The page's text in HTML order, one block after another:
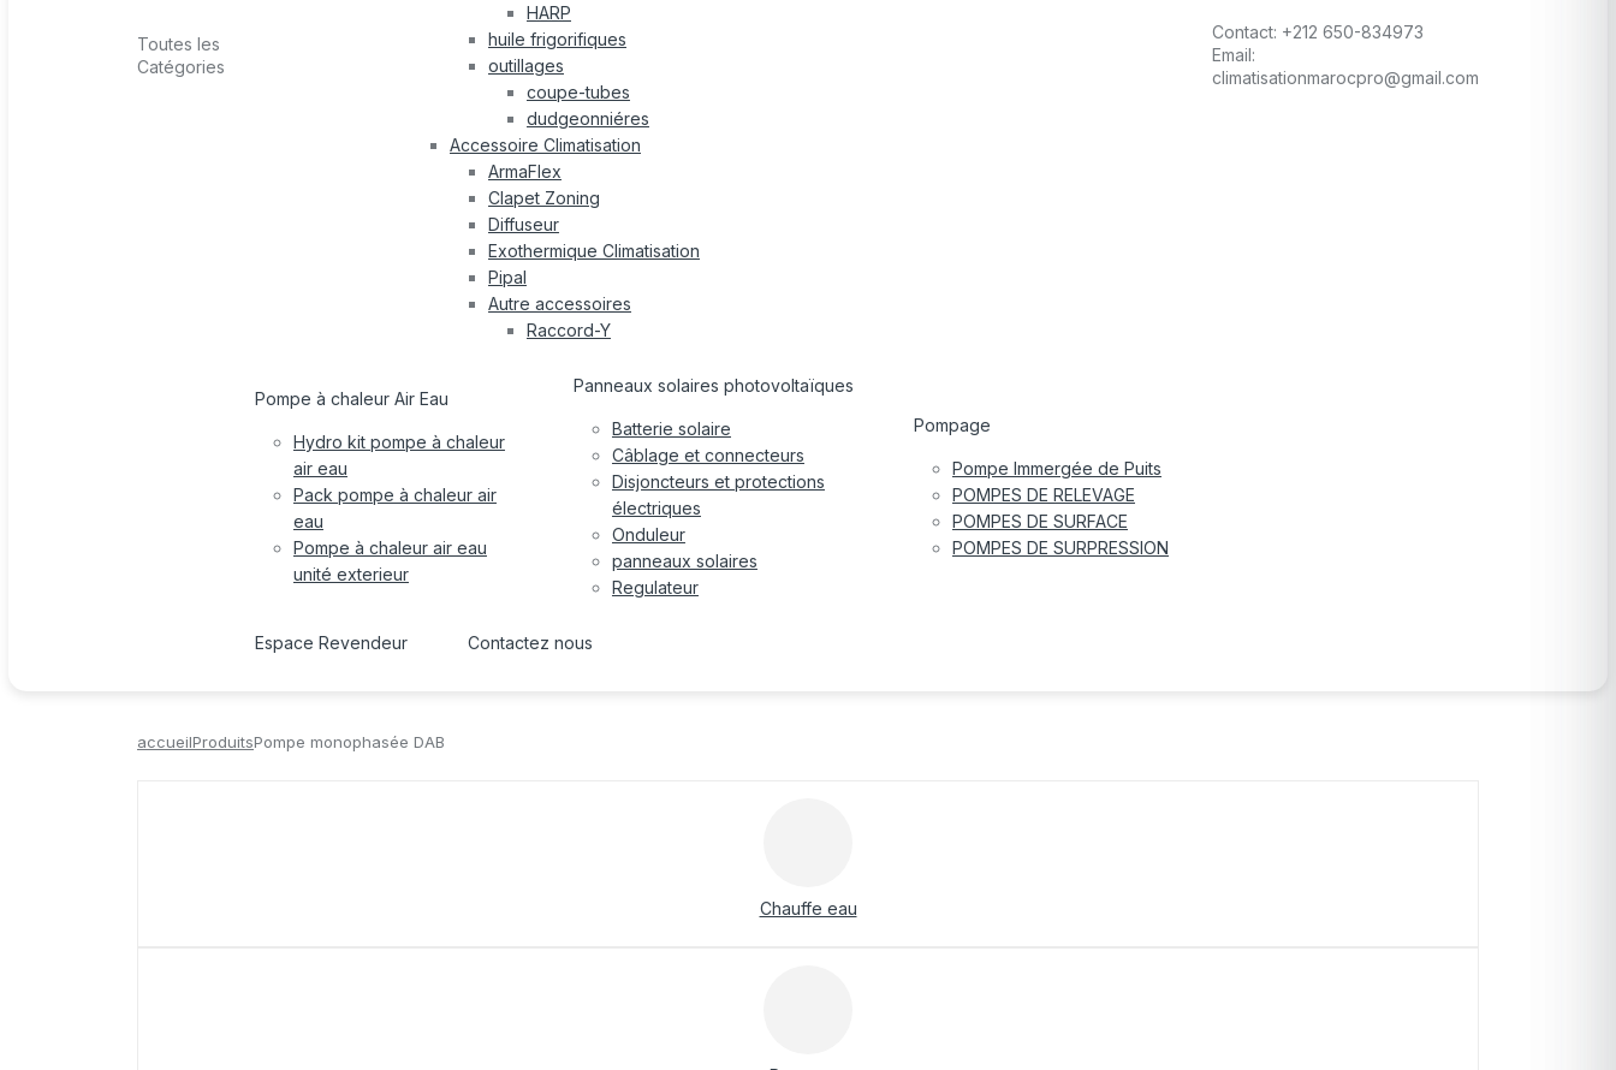
Toutes les
Catégories
HARP
huile frigorifiques
outillages
coupe-tubes
dudgeonniéres
Accessoire Climatisation
ArmaFlex
Clapet Zoning
Diffuseur
Exothermique Climatisation
Pipal
Autre accessoires
Raccord-Y
Pompe à chaleur Air Eau
Hydro kit pompe à chaleur
air eau
Pack pompe à chaleur air
eau
Pompe à chaleur air eau
unité exterieur
Panneaux solaires photovoltaïques
Batterie solaire
Câblage et connecteurs
Disjoncteurs et protections
électriques
Onduleur
panneaux solaires
Regulateur
Pompage
Pompe Immergée de Puits
POMPES DE RELEVAGE
POMPES DE SURFACE
POMPES DE SURPRESSION
Espace Revendeur Contactez nous
Contact: +212 650-834973
Email:
climatisationmarocpro@gmail.com
accueilProduitsPompe monophasée DAB
Chauffe eau